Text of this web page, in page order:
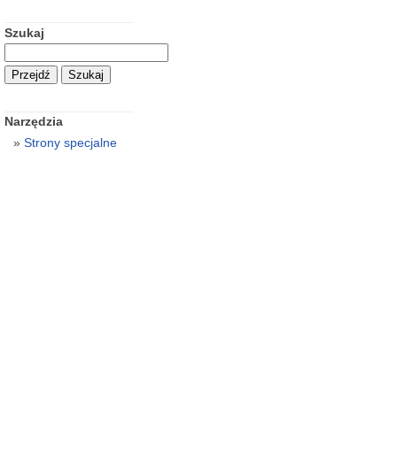
Szukaj
Narzędzia
Strony specjalne